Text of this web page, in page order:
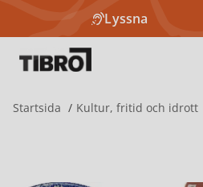
Lyssna
Startsida Kultur, fritid och idrott